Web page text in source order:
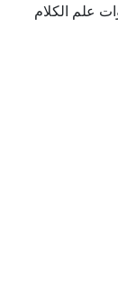
علم الكلام